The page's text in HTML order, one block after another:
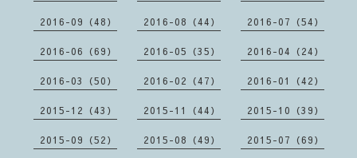
2016-09（48） 2016-08（44） 2016-07（54）
2016-06（69） 2016-05（35） 2016-04（24）
2016-03（50） 2016-02（47） 2016-01（42）
2015-12（43） 2015-11（44） 2015-10（39）
2015-09（52） 2015-08（49） 2015-07（69）